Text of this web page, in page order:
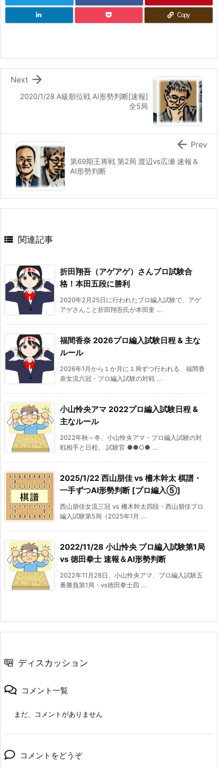
Copy
2020/1/28 A級順位戦 AI形勢判断[速報]
全5局

Next
第69期王将戦 第2局 渡辺vs広瀬 速報＆
AI形勢判断
 Prev
 関連記事
折田翔吾（アゲアゲ）さんプロ試験合
格！本田五段に勝利
2020年2月25日に行われたプロ編入試験で、アゲ
アゲさんこと折田翔吾氏が本田奎 ...
福間香奈 2026プロ編入試験日程 & 主な
ルール
2026年1月から１か月に１局ずつ行われる、福間香
奈女流六冠・プロ編入試験の対戦 ...
小山怜央アマ 2022プロ編入試験日程 &
主なルール
2022年秋～冬、小山怜央アマ・プロ編入試験の対
戦相手と日程。 試験官 ●●○● ...
2025/1/22 西山朋佳 vs 柵木幹太 棋譜・
一手ずつAI形勢判断 [プロ編入⑤]
西山朋佳女流三冠 vs 柵木幹太四段・西山朋佳プロ
編入試験第5局（2025年1月 ...
2022/11/28 小山怜央 プロ編入試験第1局
vs 徳田拳士 速報＆AI形勢判断
2022年11月28日、小山怜央アマ、プロ編入試験五
番勝負第1局・vs徳田拳士四 ...
ディスカッション
コメント一覧
まだ、コメントがありません
コメントをどうぞ